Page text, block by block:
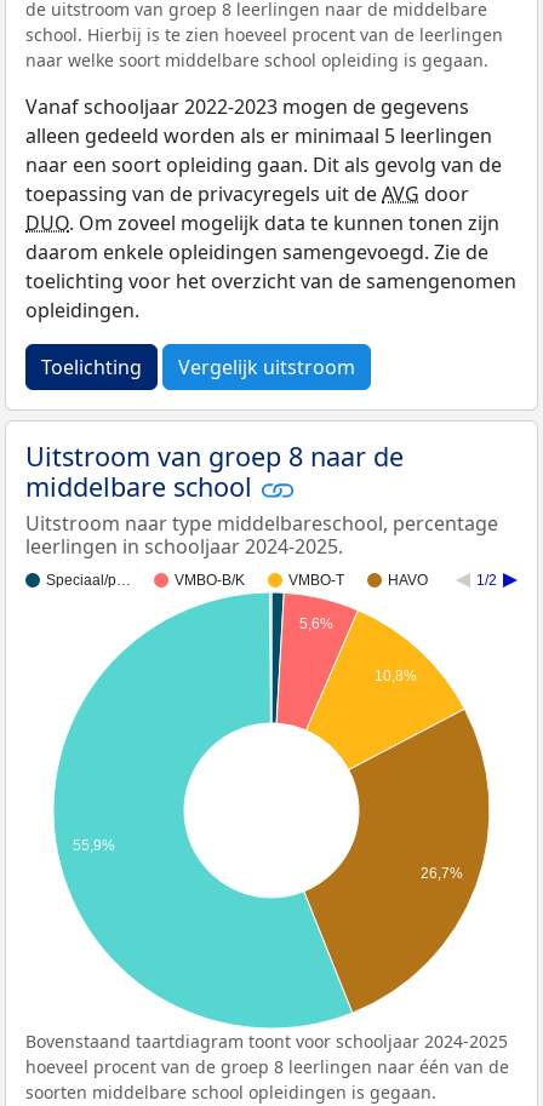
de uitstroom van groep 8 leerlingen naar de middelbare
school. Hierbij is te zien hoeveel procent van de leerlingen
naar welke soort middelbare school opleiding is gegaan.
Vanaf schooljaar 2022-2023 mogen de gegevens
alleen gedeeld worden als er minimaal 5 leerlingen
naar een soort opleiding gaan. Dit als gevolg van de
toepassing van de privacyregels uit deAVG door
DUO. Om zoveel mogelijk data te kunnen tonen zijn
daarom enkele opleidingen samengevoegd. Zie de
toelichting voor het overzicht van de samengenomen
opleidingen.
Toelichting Vergelijk uitstroom
Uitstroom van groep 8 naar de
middelbare school
Uitstroom naar type middelbareschool, percentage
leerlingen in schooljaar 2024-2025.
Speciaal/p… VMBO-B/K VMBO-T HAVO 1/2
5,6%
10,8%
26,7%
55,9%
Bovenstaand taartdiagram toont voor schooljaar 2024-2025
hoeveel procent van de groep 8 leerlingen naar één van de
soorten middelbare school opleidingen is gegaan.